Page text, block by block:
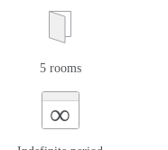
5 rooms
∞